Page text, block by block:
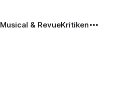
Musical & RevueKritiken